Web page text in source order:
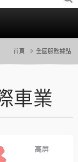
首頁 全國服務據點
車業